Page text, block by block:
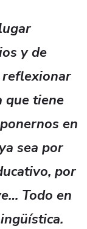
y de
reflexionar
que tiene
en
sea por
por
Todo en